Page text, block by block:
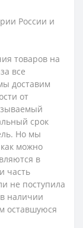
России и
товаров на
все
доставим
от
срок
Но мы
можно
в
часть
не поступила
наличии
оставшуюся